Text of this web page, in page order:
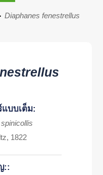
Diaphanes fenestrellus
บบเต็ม:
1822
::